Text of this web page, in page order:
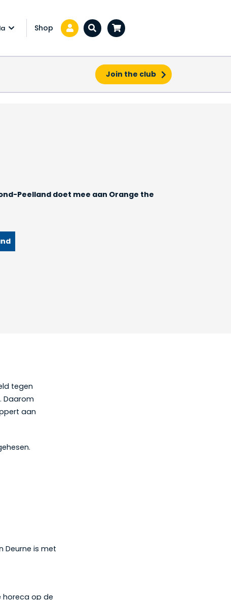
Shop Zoeken...
Join the club
Peelland doet mee aan Orange the
tegen
Daarom
aan
Deurne is met
horeca op de